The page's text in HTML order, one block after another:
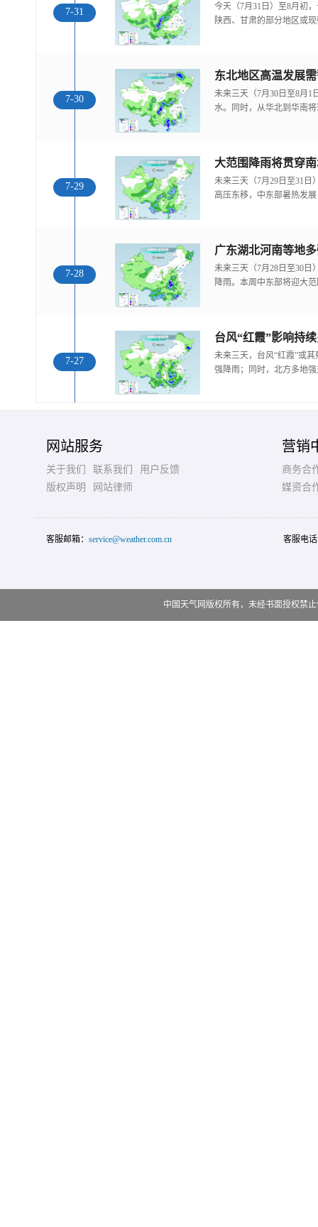
7-31
今天（7月31日）至8月初
陕西、甘肃的部分地区或
7-30
东北地区高温发展
未来三天（7月30日至8月1
水。同时，从华北到华南
7-29
大范围降雨将贯穿
未来三天（7月29日至31日
高压东移，中东部暑热发
7-28
广东湖北河南等地
未来三天（7月28日至30日
降雨。本周中东部将迎大
7-27
未来三天，台风“红霞”或
强降雨；同时，北方多地
网站服务
关于我们 联系我们
用户反馈
版权声明
网站律师
营销
商务合
媒资合
客服邮箱： service@weather.com.cn 客服电
中国天气网版权所有，未经书面授权